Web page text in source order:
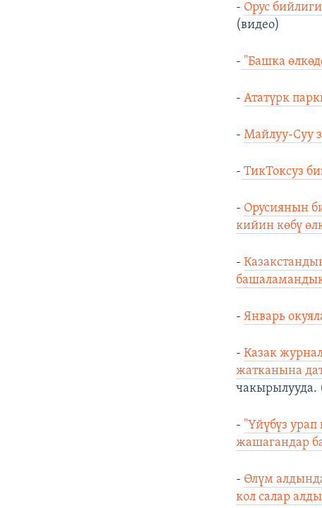
- Орус
(видео)
- "Башка
-Ататүрк
-Майлуу-Суу
- ТикТоксуз
- Орусиянын
кийин көбү
-
-Январь
-Казак
жатканына
чакырылууда.
- "Үйүбүз
жашагандар
- Өлүм
кол салар